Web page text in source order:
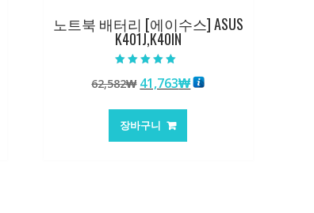
노트북 배터리 [에이수스] ASUS
K401J,K40IN
5.00
로 평가됨
62,582₩ 원
가
격:
41,763₩현
장바구니